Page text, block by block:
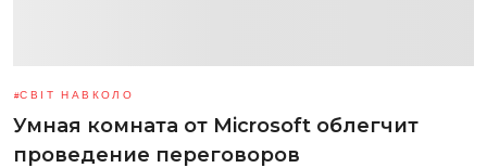
СВІТ НАВКОЛО
Умная комната от Microsoft облегчит
проведение переговоров